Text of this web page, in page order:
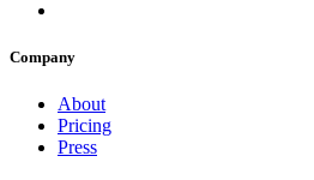
Company
About
Pricing
Press